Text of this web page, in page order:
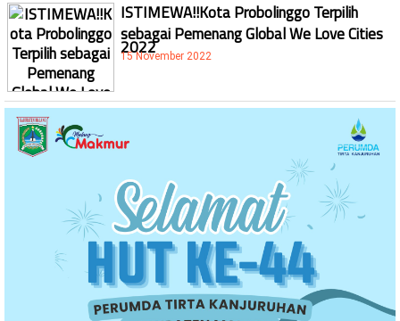
ISTIMEWA!!Kota Probolinggo Terpilih
sebagai Pemenang Global We Love Cities
2022
15 November 2022